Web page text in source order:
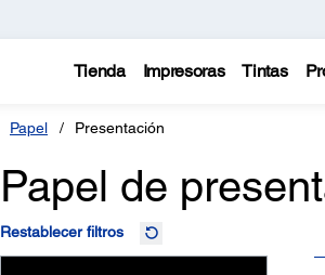
Tienda Impresoras Tintas
Papel Presentación
Papel de
Restablecer filtros